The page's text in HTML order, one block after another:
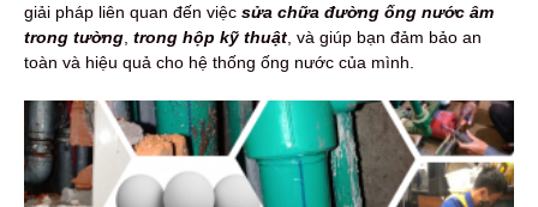
giải pháp liên quan đến việc sửa chữa đường ống nước âm
trong tường trong hộp kỹ thuật , và giúp bạn đảm bảo an
toàn và hiệu quả cho hệ thống ống nước của mình.